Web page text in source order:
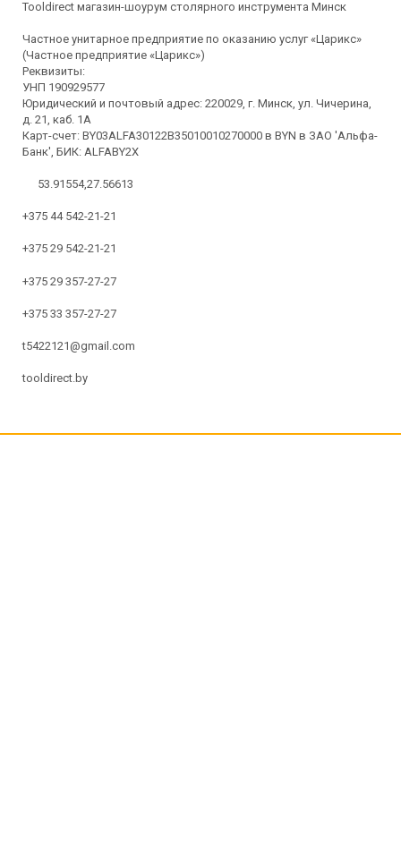
Tooldirect магазин-шоурум столярного инструмента Минск
Частное унитарное предприятие по оказанию услуг «Царикс»
(Частное предприятие «Царикс»)
Реквизиты:
УНП 190929577
Юридический и почтовый адрес: 220029, г. Минск, ул. Чичерина,
д. 21, каб. 1А
Карт-счет: BY03ALFA30122B35010010270000 в BYN в ЗАО 'Альфа-
Банк', БИК: ALFABY2X
53.91554,27.56613
+375 44 542-21-21
+375 29 542-21-21
+375 29 357-27-27
+375 33 357-27-27
t5422121@gmail.com
tooldirect.by